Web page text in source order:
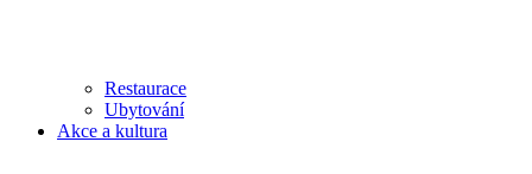
Restaurace
Ubytování
Akce a kultura